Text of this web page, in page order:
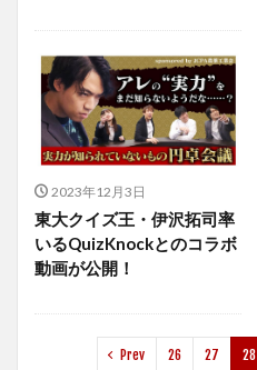
2023年12月3日
東大クイズ王・伊沢拓司率
いるQuizKnockとのコラボ
動画が公開！
Prev 26 27 28